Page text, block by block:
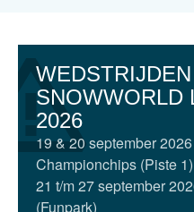
SNOWWORLD
2026
19 & 20 september
Championchips (Piste 1)
21 t/m 27 september
(Funpark)